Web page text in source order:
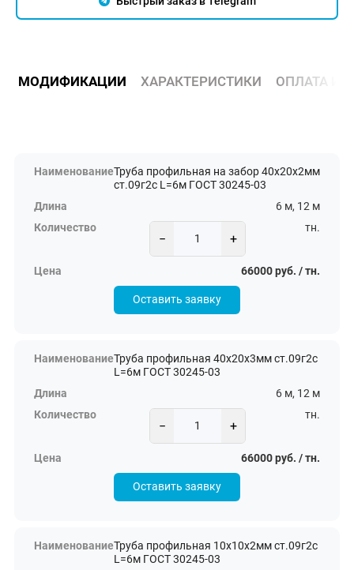
МОДИФИКАЦИИ ХАРАКТЕРИСТИКИ ОПЛАТА И
Труба профильная на забор 40х20х2мм
ст.09г2с L=6м ГОСТ 30245-03
6 м, 12 м
− +
тн.
66000 руб. / тн.
Оставить заявку
Труба профильная 40х20х3мм ст.09г2с
L=6м ГОСТ 30245-03
6 м, 12 м
− +
тн.
66000 руб. / тн.
Оставить заявку
Труба профильная 10х10х2мм ст.09г2с
L=6м ГОСТ 30245-03